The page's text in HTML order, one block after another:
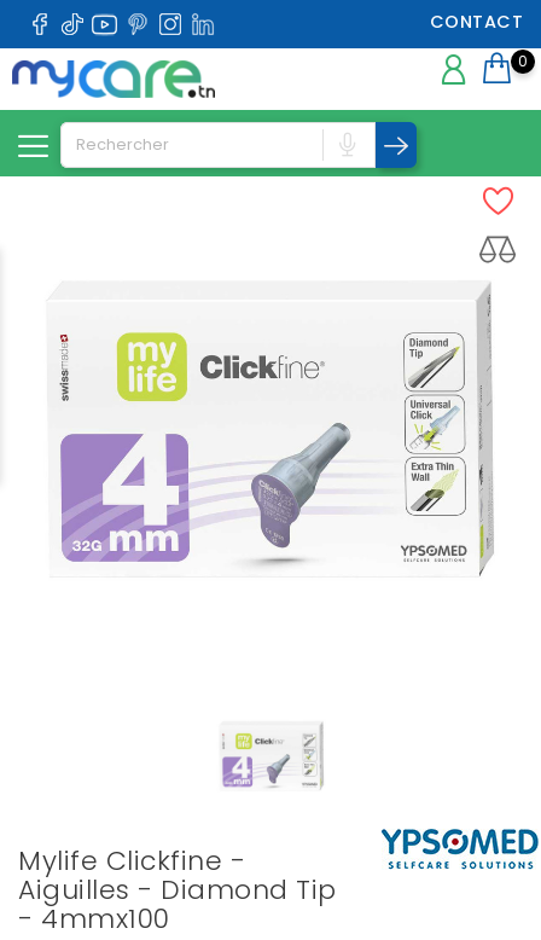
CONTACT
0
Mylife Clickfine -
Aiguilles - Diamond Tip
- 4mmx100